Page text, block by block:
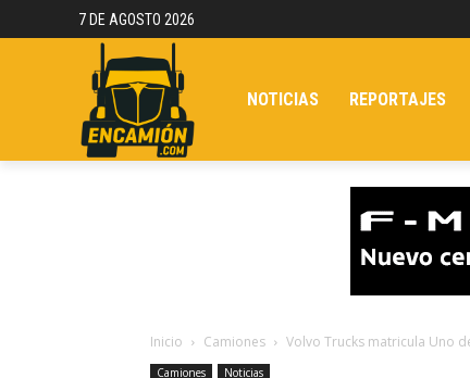
7 DE AGOSTO 2026
NOTICIAS REPORTAJES
Inicio Camiones Volvo Trucks matricula Uno
Camiones Noticias